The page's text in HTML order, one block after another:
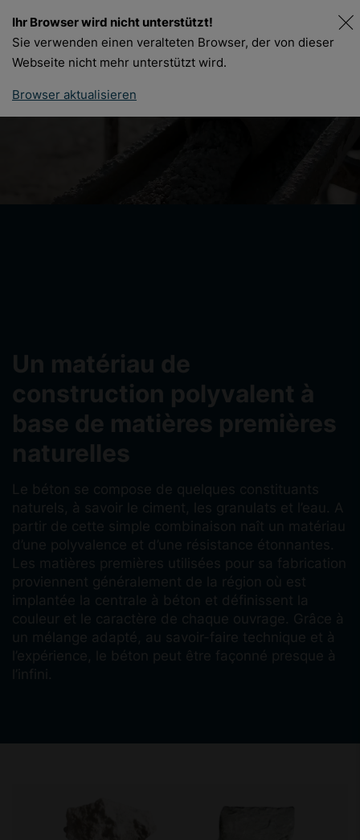
Un matériau de
construction polyvalent à
base de matières premières
naturelles
Le béton se compose de quelques constituants
naturels, à savoir le ciment, les granulats et l’eau. A
partir de cette simple combinaison naît un matériau
d’une polyvalence et d’une résistance étonnantes.
Les matières premières utilisées pour sa fabrication
proviennent généralement de la région où est
implantée la centrale à béton et définissent la
couleur et le caractère de chaque ouvrage. Grâce à
un mélange adapté, au savoir-faire technique et à
l’expérience, le béton peut être façonné presque à
l’infini.
Ihr Browser wird nicht unterstützt!
Sie verwenden einen veralteten Browser, der von dieser
Webseite nicht mehr unterstützt wird.
Browser aktualisieren